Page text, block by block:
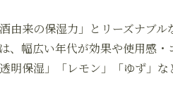
由来の保湿力」とリーズナブ
、幅広い年代が効果や使用感
明保湿」「レモン」「ゆず」